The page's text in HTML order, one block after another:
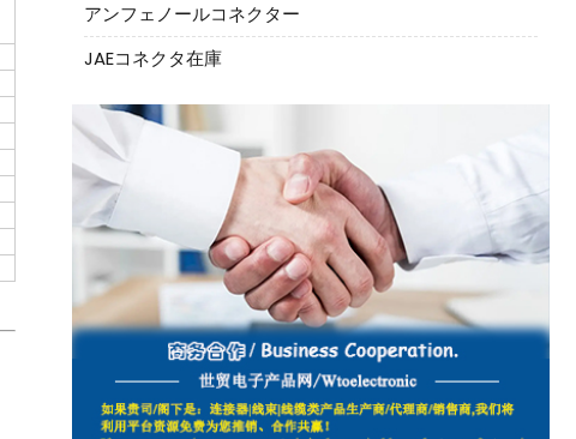
アンフェノールコネクター
JAEコネクタ在庫